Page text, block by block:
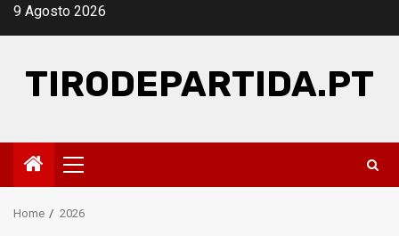
Skip9 Agosto 2026
TIRODEPARTIDA.PT
Primary
Menu
Home 2026